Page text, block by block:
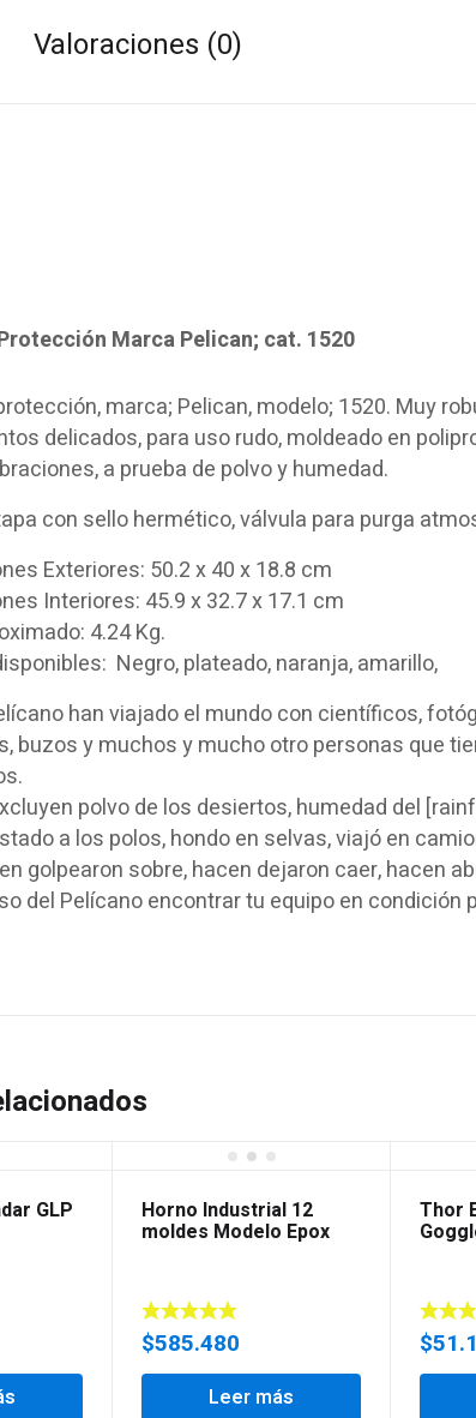
Valoraciones (0)
Marca Pelican; cat. 1520
marca; Pelican, modelo; 1520. Muy
delicados, para uso rudo, moldeado en
a prueba de polvo y humedad.
con sello hermético, válvula para purga
Exteriores: 50.2 x 40 x 18.8 cm
Interiores: 45.9 x 32.7 x 17.1 cm
4.24 Kg.
Negro, plateado, naranja, amarillo,
han viajado el mundo con científicos,
buzos y muchos y mucho otro personas que
polvo de los desiertos, humedad del
a los polos, hondo en selvas, viajó en
golpearon sobre, hacen dejaron caer, hacen
del Pelícano encontrar tu equipo en condición
GLP Horno Industrial 12
moldes Modelo Epox
$585.480
Leer más
Thor
$